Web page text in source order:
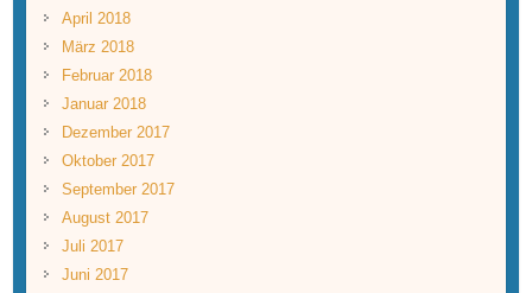
April 2018
März 2018
Februar 2018
Januar 2018
Dezember 2017
Oktober 2017
September 2017
August 2017
Juli 2017
Juni 2017